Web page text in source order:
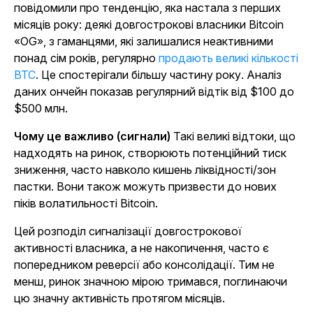
повідомили про тенденцію, яка настала з перших
місяців року: деякі довгострокові власники Bitcoin
«OG», з гаманцями, які залишалися неактивними
понад сім років, регулярно продають великі кількості
BTC. Це спостерігали більшу частину року. Аналіз
даних ончейн показав регулярний відтік від $100 до
$500 млн.
Чому це важливо (сигнали) Такі великі відтоки, що
надходять на ринок, створюють потенційний тиск
зниження, часто навколо кишень ліквідності/зон
пастки. Вони також можуть призвести до нових
піків волатильності Bitcoin.
Цей розподіл сигналізації довгострокової
активності власника, а не накопичення, часто є
попередником реверсії або консолідації. Тим не
менш, ринок значною мірою тримався, поглинаючи
цю значну активність протягом місяців.